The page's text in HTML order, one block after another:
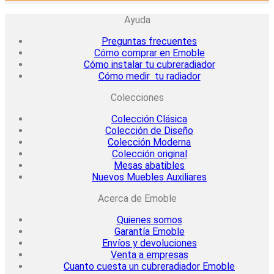
Ayuda
Preguntas frecuentes
Cómo comprar en Emoble
Cómo instalar tu cubreradiador
Cómo medir tu radiador
Colecciones
Colección Clásica
Colección de Diseño
Colección Moderna
Colección original
Mesas abatibles
Nuevos Muebles Auxiliares
Acerca de Emoble
Quienes somos
Garantía Emoble
Envíos y devoluciones
Venta a empresas
Cuanto cuesta un cubreradiador Emoble